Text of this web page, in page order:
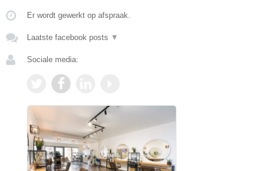
Er wordt gewerkt op afspraak.
Laatste facebook posts ▼
Sociale media: